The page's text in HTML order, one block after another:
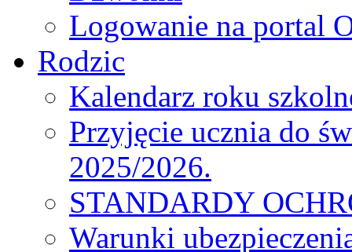
Logowanie na portal
Rodzic
Kalendarz roku
Przyjęcie ucznia do
2025/2026.
STANDARDY
Warunki